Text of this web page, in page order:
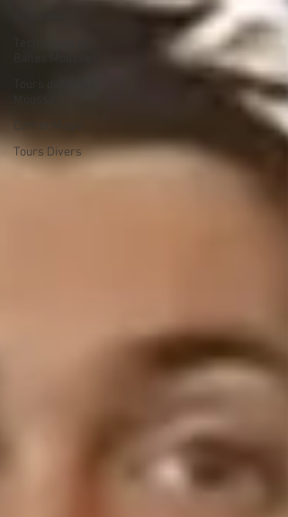
Coffret Magie
Tours Divers